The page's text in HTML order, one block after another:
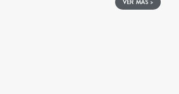
VER MÁS >